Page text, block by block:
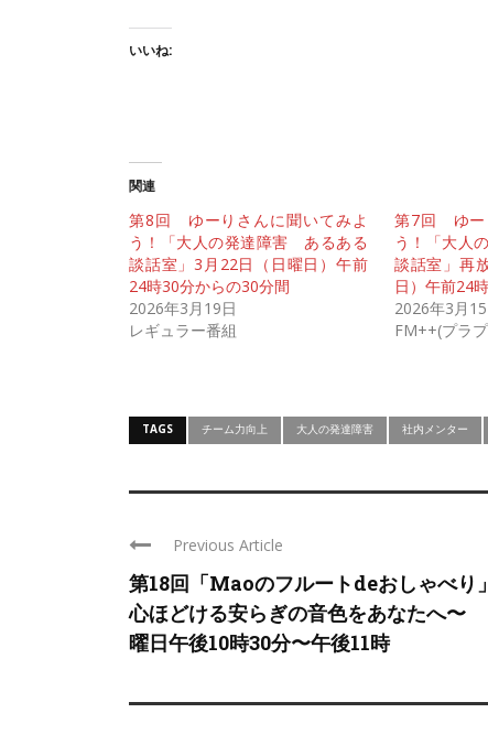
いいね:
関連
第8回 ゆーりさんに聞いてみよ
う！「大人の発達障害 あるある
談話室」3月22日（日曜日）午前
24時30分からの30分間
2026年3月19日
レギュラー番組
第7回 ゆー
う！「大人
談話室」再
日）午前24
2026年3月
FM++(プラプ
TAGS チーム力向上 大人の発達障害 社内メンター
Previous Article
第18回「Maoのフルートdeおしゃべり
心ほどける安らぎの音色をあなたへ
曜日午後10時30分〜午後11時